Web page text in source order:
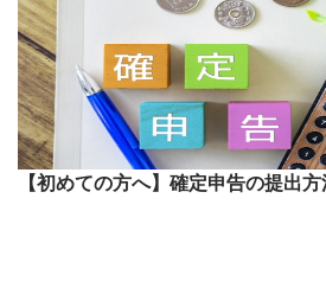
【初めての方へ】確定申告の提出